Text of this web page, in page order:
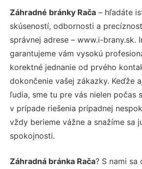
Záhradné bránky Rača – hľadáte
skúseností, odbornosti a
správnej adrese – www.i-brany.sk.
garantujeme vám vysokú
korektné jednanie od prvého
dokončenie vašej zákazky. Keďže
ľudia, sme tu pre vás nielen počas
v prípade riešenia prípadnej
vždy berieme vážne a snažíme sa
spokojnosti.
Záhradná bránka Rača? S nami sa